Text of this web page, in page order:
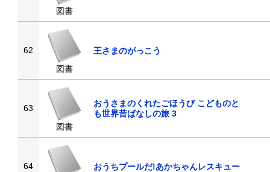
図書
62
図書
王さまのがっこう
63
図書
おうさまのくれたごほうび こどものと
も世界昔ばなしの旅 3
64
おうちプールだ!あかちゃんレスキュー